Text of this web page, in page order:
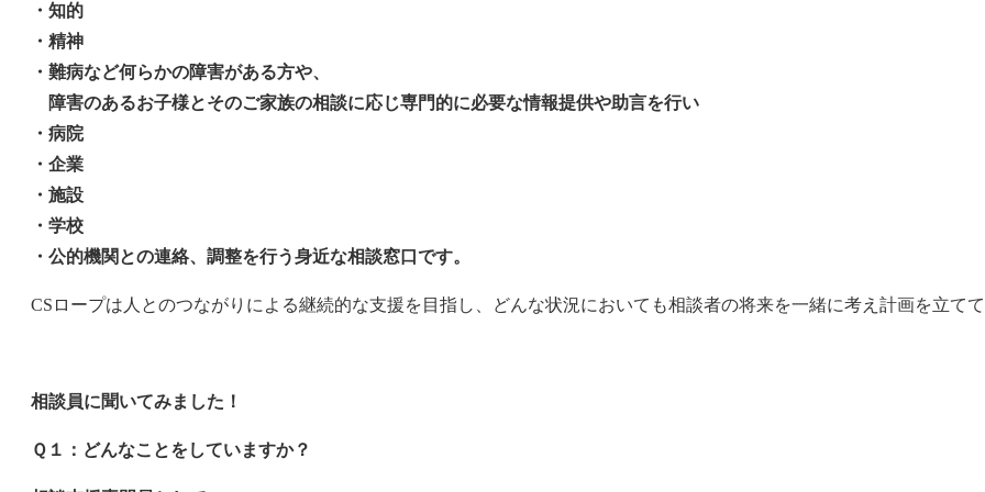
・知的
・精神
・難病など何らかの障害がある方や、
障害のあるお子様とそのご家族の相談に応じ専門的に必要な情報提供や助言を行い
・病院
・企業
・施設
・学校
・公的機関との連絡、調整を行う身近な相談窓口です。
CSロープは人とのつながりによる継続的な支援を目指し、どんな状況においても相談者の将来を一緒に考え計画を立てて
相談員に聞いてみました！
Ｑ１：どんなことをしていますか？